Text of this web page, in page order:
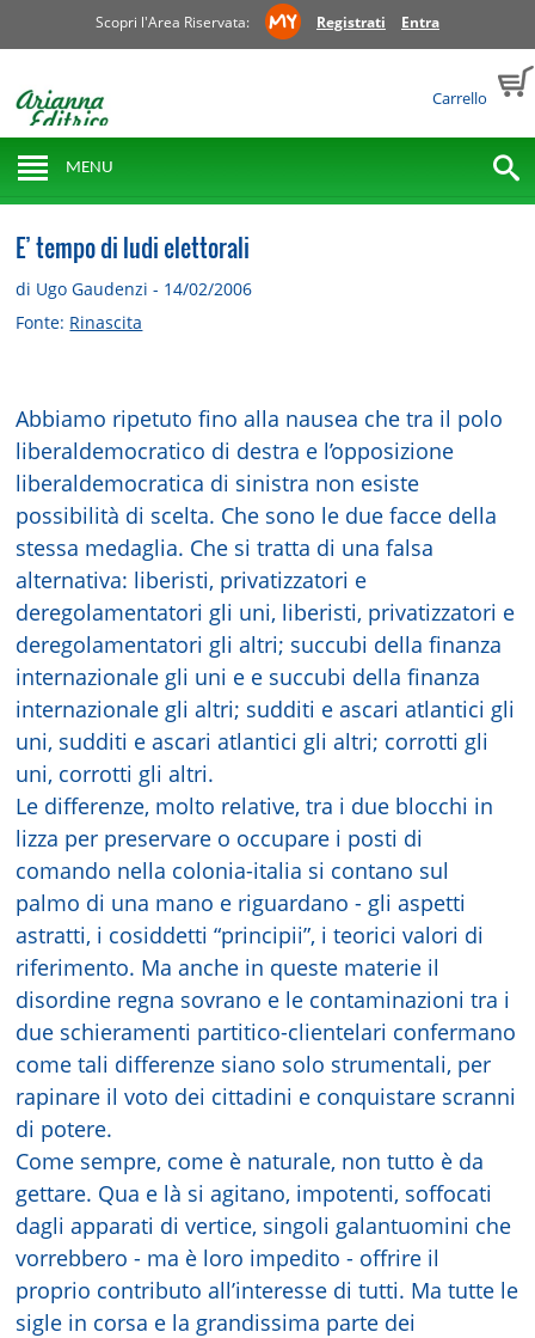
Scopri l'Area Riservata: Registrati Entra
Carrello
MENU
E’ tempo di ludi elettorali
di Ugo Gaudenzi - 14/02/2006
Fonte: Rinascita
Abbiamo ripetuto fino alla nausea che tra il polo
liberaldemocratico di destra e l’opposizione
liberaldemocratica di sinistra non esiste
possibilità di scelta. Che sono le due facce della
stessa medaglia. Che si tratta di una falsa
alternativa: liberisti, privatizzatori e
deregolamentatori gli uni, liberisti, privatizzatori e
deregolamentatori gli altri; succubi della finanza
internazionale gli uni e e succubi della finanza
internazionale gli altri; sudditi e ascari atlantici gli
uni, sudditi e ascari atlantici gli altri; corrotti gli
uni, corrotti gli altri.
Le differenze, molto relative, tra i due blocchi in
lizza per preservare o occupare i posti di
comando nella colonia-italia si contano sul
palmo di una mano e riguardano - gli aspetti
astratti, i cosiddetti “principii”, i teorici valori di
riferimento. Ma anche in queste materie il
disordine regna sovrano e le contaminazioni tra i
due schieramenti partitico-clientelari confermano
come tali differenze siano solo strumentali, per
rapinare il voto dei cittadini e conquistare scranni
di potere.
Come sempre, come è naturale, non tutto è da
gettare. Qua e là si agitano, impotenti, soffocati
dagli apparati di vertice, singoli galantuomini che
vorrebbero - ma è loro impedito - offrire il
proprio contributo all’interesse di tutti. Ma tutte le
sigle in corsa e la grandissima parte dei